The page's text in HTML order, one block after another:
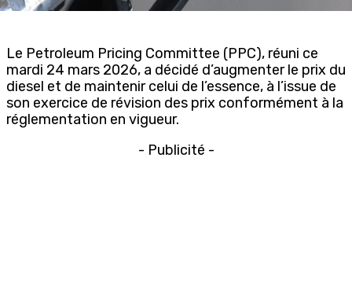
Le Petroleum Pricing Committee (PPC), réuni ce
mardi 24 mars 2026, a décidé d’augmenter le prix du
diesel et de maintenir celui de l’essence, à l’issue de
son exercice de révision des prix conformément à la
réglementation en vigueur.
- Publicité -